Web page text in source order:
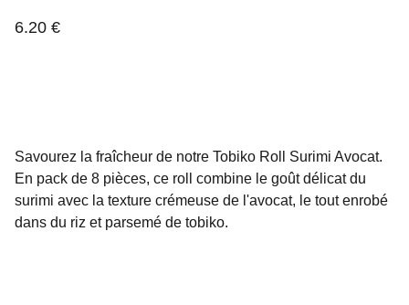
6.20 €
Savourez la fraîcheur de notre Tobiko Roll Surimi Avocat.
En pack de 8 pièces, ce roll combine le goût délicat du
surimi avec la texture crémeuse de l'avocat, le tout enrobé
dans du riz et parsemé de tobiko.